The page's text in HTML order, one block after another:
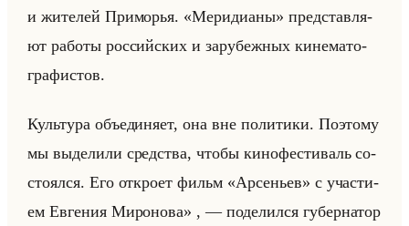
и жителей Приморья. «Меридианы» пред­став­ля­
ют ра­бо­ты рос­сийских и за­ру­беж­ных ки­не­ма­то­
гра­фи­стов.
Культу­ра объеди­ня­ет, она вне по­ли­ти­ки. По­это­му
мы вы­де­ли­ли сред­ства, чтобы ки­но­фе­сти­валь со­
сто­ял­ся. Его от­кро­ет фильм «Арсеньев» с уча­сти­
ем Ев­ге­ния Ми­ро­но­ва» , — по­де­лил­ся гу­бер­на­тор